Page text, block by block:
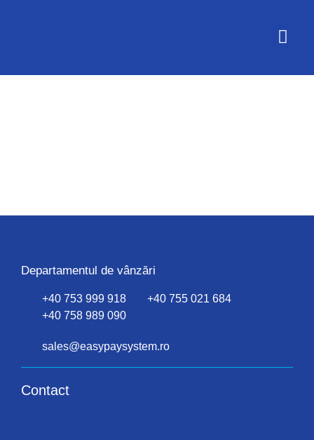
Departamentul de vânzări
+40 753 999 918
+40 755 021 684
+40 758 989 090
sales@easypaysystem.ro
Contact